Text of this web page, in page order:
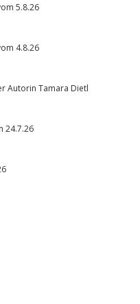
5.8.26
4.8.26
Autorin Tamara Dietl
24.7.26